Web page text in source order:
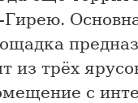
из трёх
с